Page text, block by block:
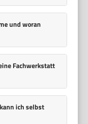
und woran
Fachwerkstatt
ich selbst